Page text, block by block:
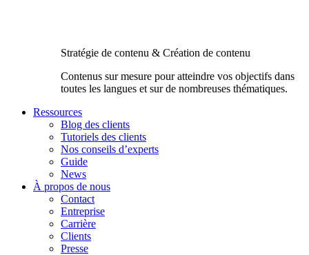
Stratégie de contenu & Création de contenu
Contenus sur mesure pour atteindre vos objectifs dans
toutes les langues et sur de nombreuses thématiques.
Ressources
Blog des clients
Tutoriels des clients
Nos conseils d’experts
Guide
News
À propos de nous
Contact
Entreprise
Carrière
Clients
Presse